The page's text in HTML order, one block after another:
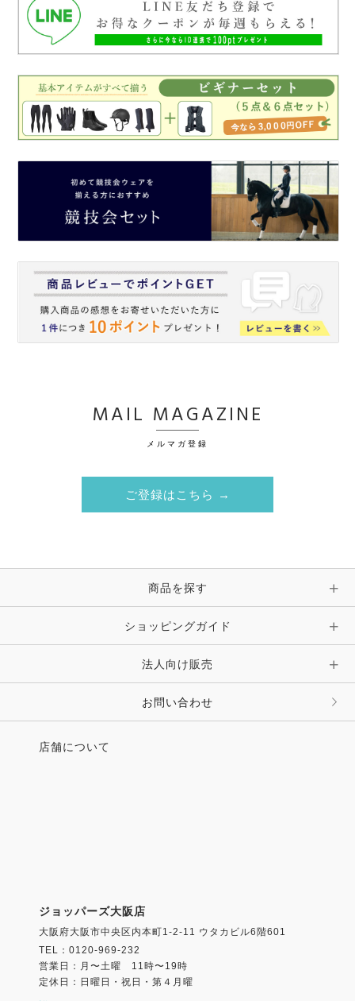
MAIL MAGAZINE
メルマガ登録
ご登録はこちら →
商品を探す
ショッピングガイド
法人向け販売
お問い合わせ
店舗について
ジョッパーズ大阪店
大阪府大阪市中央区内本町1-2-11 ウタカビル6階601
TEL：0120-969-232
営業日：月〜土曜 11時〜19時
定休日：日曜日・祝日・第４月曜